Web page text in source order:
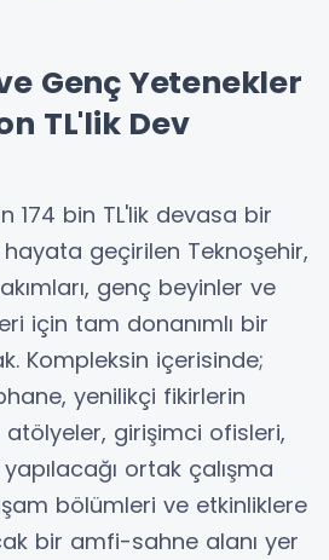
Genç Yetenekler
TL'lik Dev
174 bin TL'lik devasa bir
hayata geçirilen Teknoşehir,
genç beyinler ve
için tam donanımlı bir
Kompleksin içerisinde;
yenilikçi fikirlerin
girişimci ofisleri,
ortak çalışma
bölümleri ve etkinliklere
bir amfi-sahne alanı yer